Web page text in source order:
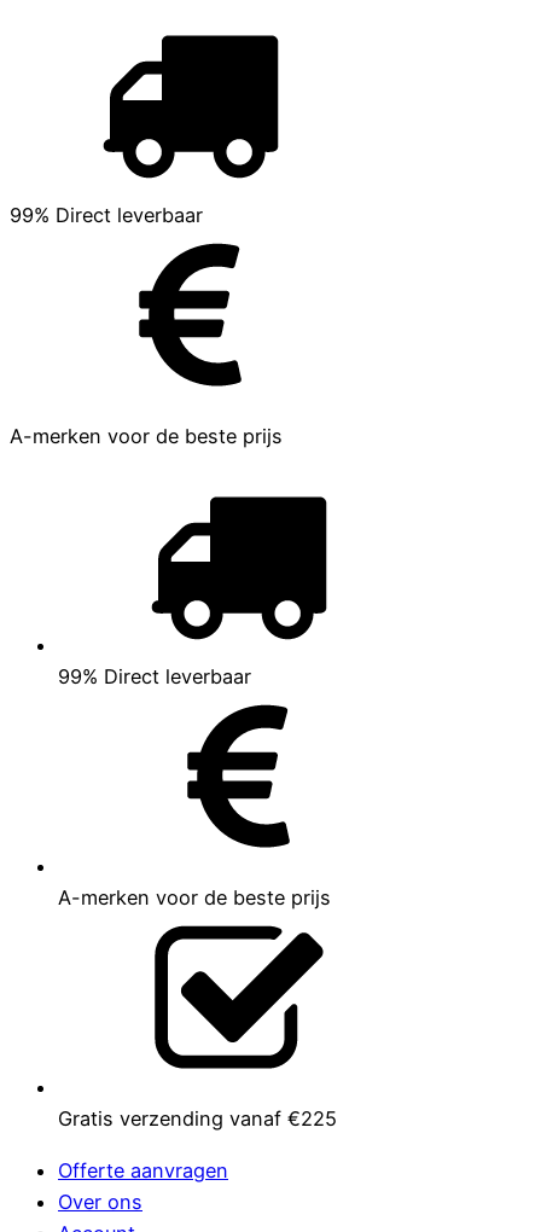
99% Direct leverbaar
A-merken voor de beste prijs
99% Direct leverbaar
A-merken voor de beste prijs
Gratis verzending vanaf €225
Offerte aanvragen
Over ons